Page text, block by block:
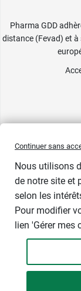
Modèle
Pharma GDD
distance (Fevad) et
Continuer sans
Nous utilisons
de notre site et
selon les
Pour modifier
lien 'Gérer mes